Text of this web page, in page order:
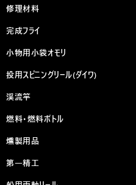
修理材料
完成フライ
小物用小袋オモリ
投用スピニングリール(ダイワ)
渓流竿
燃料・燃料ボトル
燻製用品
第一精工